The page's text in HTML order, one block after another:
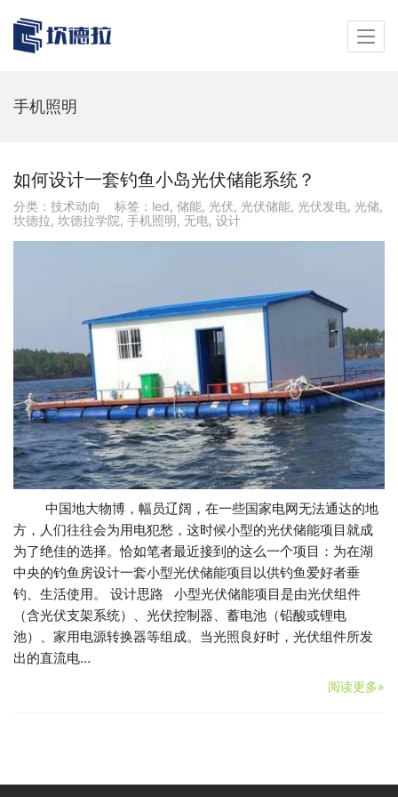
手机照明
如何设计一套钓鱼小岛光伏储能系统？
分类： 技术动向 标签： led, 储能, 光伏, 光伏储能, 光伏发电, 光储,
坎德拉, 坎德拉学院, 手机照明, 无电, 设计
中国地大物博，幅员辽阔，在一些国家电网无法通达的地
方，人们往往会为用电犯愁，这时候小型的光伏储能项目就成
为了绝佳的选择。恰如笔者最近接到的这么一个项目：为在湖
中央的钓鱼房设计一套小型光伏储能项目以供钓鱼爱好者垂
钓、生活使用。 设计思路 小型光伏储能项目是由光伏组件
（含光伏支架系统）、光伏控制器、蓄电池（铅酸或锂电
池）、家用电源转换器等组成。当光照良好时，光伏组件所发
出的直流电…
阅读更多»